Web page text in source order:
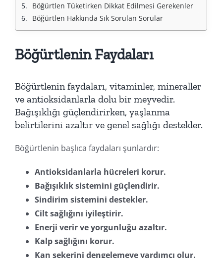
Böğürtlen Tüketirken Dikkat Edilmesi Gerekenler
Böğürtlen Hakkında Sık Sorulan Sorular
Böğürtlenin Faydaları
Böğürtlenin faydaları, vitaminler, mineraller
ve antioksidanlarla dolu bir meyvedir.
Bağışıklığı güçlendirirken, yaşlanma
belirtilerini azaltır ve genel sağlığı destekler.
Böğürtlenin başlıca faydaları şunlardır:
Antioksidanlarla hücreleri korur.
Bağışıklık sistemini güçlendirir.
Sindirim sistemini destekler.
Cilt sağlığını iyileştirir.
Enerji verir ve yorgunluğu azaltır.
Kalp sağlığını korur.
Kan şekerini dengelemeye yardımcı olur.